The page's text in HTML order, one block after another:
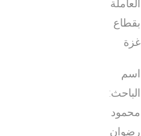
العاملة
بقطاع
غزة
اسم
الباحث:
محمود
رضوان